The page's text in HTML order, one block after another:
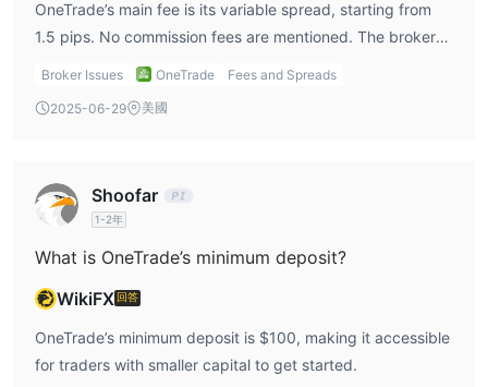
何费用，这可能会对交易者的整体盈利能力产生影响。
市场工具
OneTrade为其客户提供广泛的市场工具和金融服务。
2. 股票：
交易者可以选择来自世界各地领先公司的各种股票，从而
投资他们喜爱的公司。
個別公司。
4. 加密货币：OneTrade帮助客户乘上数字货币的新浪潮，提供包
帐户类型
OneTrade’s main fee is its variable spread, starting from
1.5 pips. No commission fees are mentioned. The broker
does not clearly specify any other charges, such as swaps
Broker Issues OneTrade Fees and Spreads
2025-06-29 美國
Shoofar
1-2年
What is OneTrade’s minimum deposit?
WikiFX 回答
OneTrade’s minimum deposit is $100, making it accessible
for traders with smaller capital to get started.